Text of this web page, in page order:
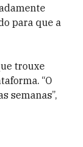
para que a
trouxe
“O
semanas”,